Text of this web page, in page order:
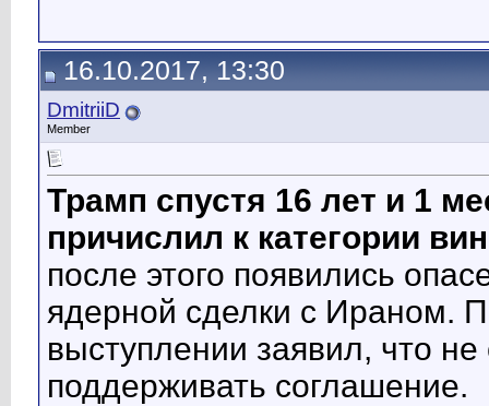
16.10.2017, 13:30
DmitriiD
Member
Трамп спустя 16 лет и 1
причислил к категории
после этого появились
ядерной сделки с Ираном.
выступлении заявил, что не
поддерживать соглашение.